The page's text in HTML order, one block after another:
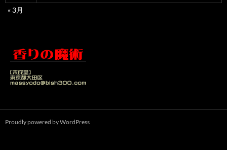
« 3月
Proudly powered by WordPress